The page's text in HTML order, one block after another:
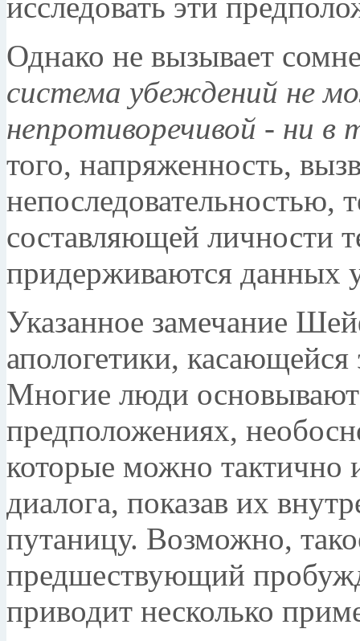
Однако не вызывает
система убеждений не
непротиворечивой - ни в
того, напряженность,
непоследовательностью,
составляющей личности
придерживаются данных
Указанное замечание
апологетики,
Многие люди
предположениях,
которые можно тактично
диалога, показав их
путаницу. Возможно,
предшествующий
приводит несколько